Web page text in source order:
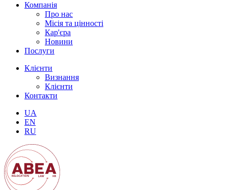
Компанія
Про нас
Місія та цінності
Кар'єра
Новини
Послуги
Клієнти
Визнання
Клієнти
Контакти
UA
EN
RU